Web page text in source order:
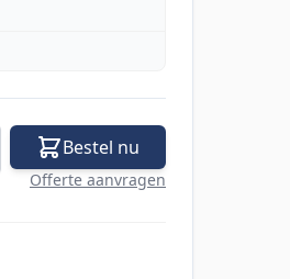
Bestel nu
Offerte aanvragen